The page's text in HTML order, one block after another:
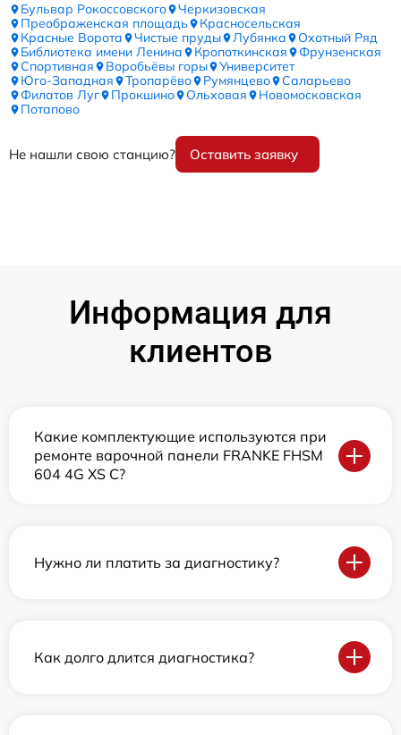
Бульвар Рокоссовского
Черкизовская
Преображенская площадь
Красносельская
Красные Ворота
Чистые пруды Лубянка
Охотный Ряд
Библиотека имени Ленина
Кропоткинская
Фрунзенская
Спортивная
Воробьёвы горы
Университет
Юго-Западная
Тропарёво Румянцево
Саларьево
Филатов Луг
Прокшино Ольховая
Новомосковская
Потапово
Не нашли свою станцию? Оставить заявку
Информация для
клиентов
Какие комплектующие используются при
ремонте варочной панели FRANKE FHSM
604 4G XS C?
Нужно ли платить за диагностику?
Как долго длится диагностика?